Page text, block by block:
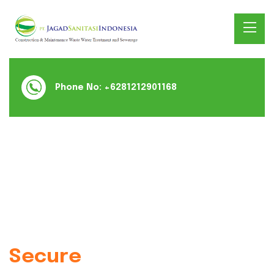
Phone No: +6281212901168
Secure